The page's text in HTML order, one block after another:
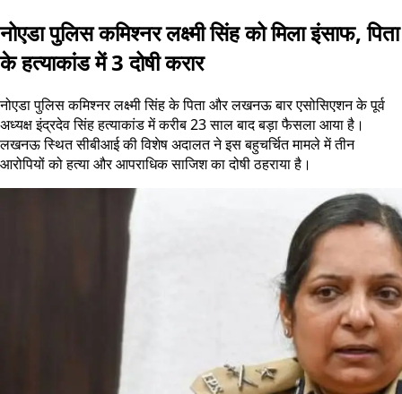
नोएडा पुलिस कमिश्नर लक्ष्मी सिंह को मिला इंसाफ, पिता
के हत्याकांड में 3 दोषी करार
नोएडा पुलिस कमिश्नर लक्ष्मी सिंह के पिता और लखनऊ बार एसोसिएशन के पूर्व
अध्यक्ष इंद्रदेव सिंह हत्याकांड में करीब 23 साल बाद बड़ा फैसला आया है।
लखनऊ स्थित सीबीआई की विशेष अदालत ने इस बहुचर्चित मामले में तीन
आरोपियों को हत्या और आपराधिक साजिश का दोषी ठहराया है।